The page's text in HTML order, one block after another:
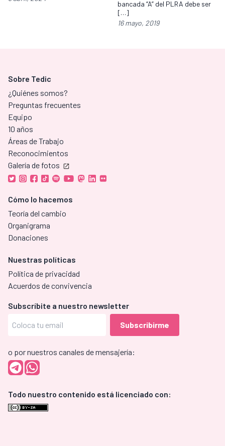
bancada “A” del PLRA debe ser
[…]
16 mayo, 2019
Sobre Tedic
¿Quiénes somos?
Preguntas frecuentes
Equipo
10 años
Áreas de Trabajo
Reconocimientos
Galería de fotos
Cómo lo hacemos
Teoría del cambio
Organigrama
Donaciones
Nuestras políticas
Política de privacidad
Acuerdos de convivencia
Subscríbite a nuestro newsletter
o por nuestros canales de mensajería:
Todo nuestro contenido está licenciado con: